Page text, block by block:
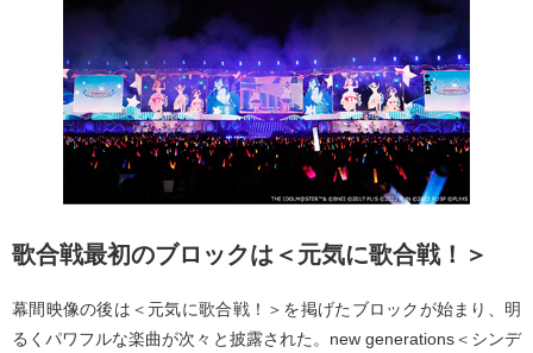
歌合戦最初のブロックは＜元気に歌合戦！＞
幕間映像の後は＜元気に歌合戦！＞を掲げたブロックが始まり、明
るくパワフルな楽曲が次々と披露された。new generations＜シンデ